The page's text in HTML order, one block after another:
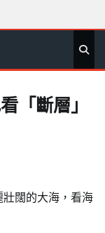
地 專
「斷層」
闊的大海，看海